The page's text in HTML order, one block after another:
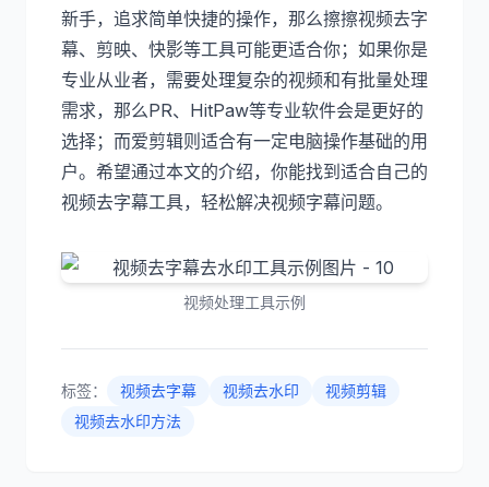
新手，追求简单快捷的操作，那么擦擦视频去字
幕、剪映、快影等工具可能更适合你；如果你是
专业从业者，需要处理复杂的视频和有批量处理
需求，那么PR、HitPaw等专业软件会是更好的
选择；而爱剪辑则适合有一定电脑操作基础的用
户。希望通过本文的介绍，你能找到适合自己的
视频去字幕工具，轻松解决视频字幕问题。
视频处理工具示例
标签： 视频去字幕 视频去水印
视频剪辑
视频去水印方法